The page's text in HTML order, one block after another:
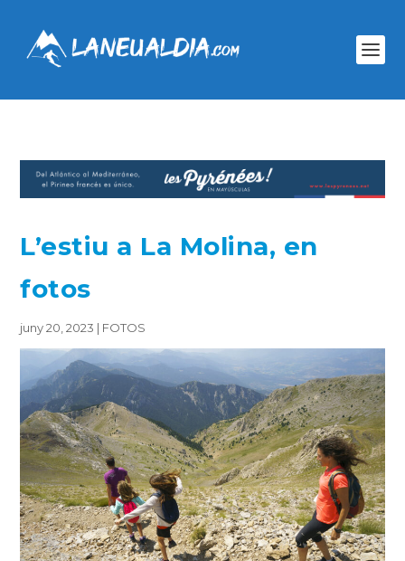
L’estiu a La Molina, en
fotos
juny 20, 2023 | FOTOS